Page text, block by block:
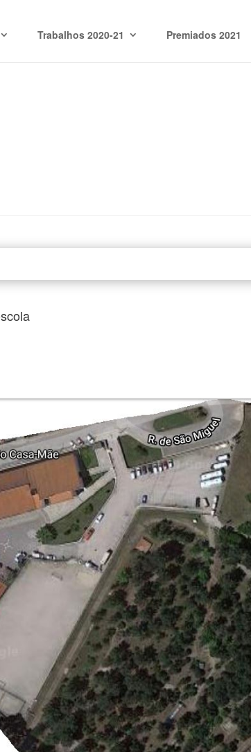
Trabalhos 2020-21 Premiados 2021